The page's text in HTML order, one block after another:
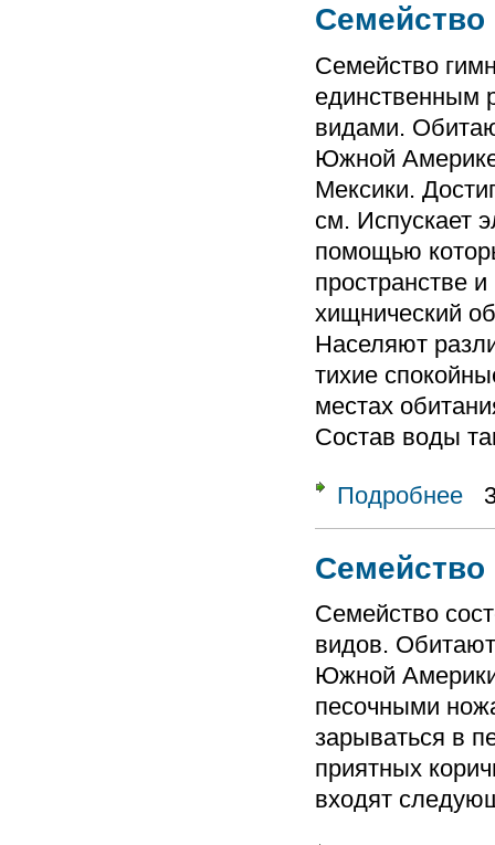
Семейство
Семейство
единственным
видами.
Южной
Мексики.
см. Испускает
помощью
пространстве
хищнический
Населяют
тихие
местах
Состав воды
Подробнее о
Семейство
видов.
Южной
песочными
зарываться в
приятных
входят